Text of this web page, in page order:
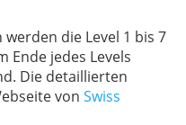
die Level 1 bis 7
Ende jedes Levels
Die detaillierten
von Swiss